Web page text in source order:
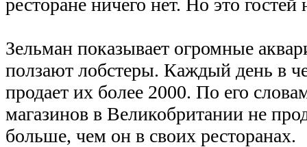
ресторане ничего нет. Но это гостей
Зельман показывает огромные
ползают лобстеры. Каждый день в
продает их более 2000. По его
магазинов в Великобритании не
больше, чем он в своих ресторанах.